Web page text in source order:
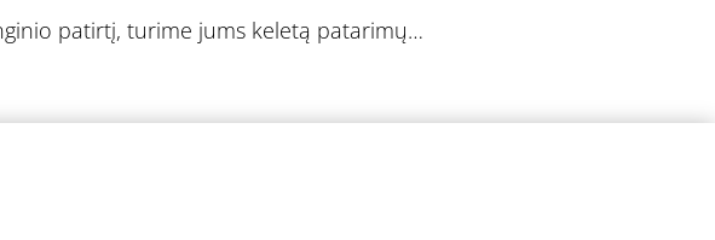
patirtį, turime jums keletą patarimų…